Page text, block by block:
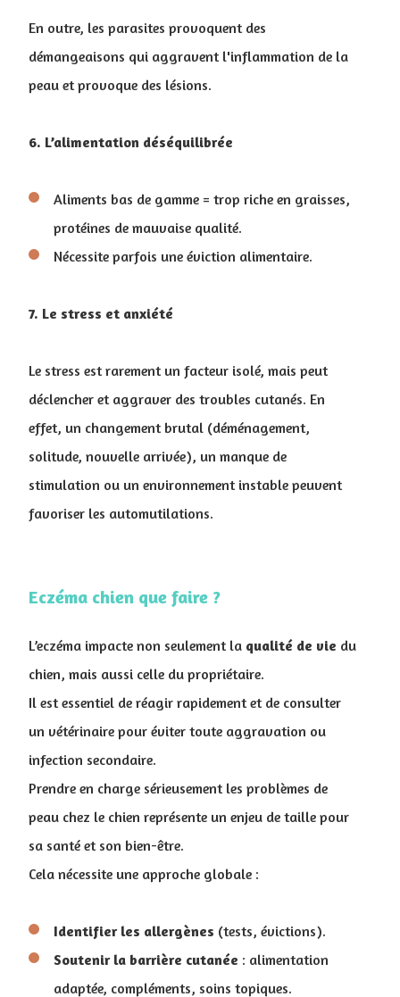
En outre, les parasites provoquent des
démangeaisons qui aggravent l'inflammation de la
peau et provoque des lésions.
6. L’alimentation déséquilibrée
Aliments bas de gamme = trop riche en graisses,
protéines de mauvaise qualité.
Nécessite parfois une éviction alimentaire.
7. Le stress et anxiété
Le stress est rarement un facteur isolé, mais peut
déclencher et aggraver des troubles cutanés. En
effet, un changement brutal (déménagement,
solitude, nouvelle arrivée), un manque de
stimulation ou un environnement instable peuvent
favoriser les automutilations.
Eczéma chien que faire ?
L’eczéma impacte non seulement la qualité de vie du
chien, mais aussi celle du propriétaire.
Il est essentiel de réagir rapidement et de consulter
un vétérinaire pour éviter toute aggravation ou
infection secondaire.
Prendre en charge sérieusement les problèmes de
peau chez le chien représente un enjeu de taille pour
sa santé et son bien-être.
Cela nécessite une approche globale :
Identifier les allergènes (tests, évictions).
Soutenir la barrière cutanée : alimentation
adaptée, compléments, soins topiques.